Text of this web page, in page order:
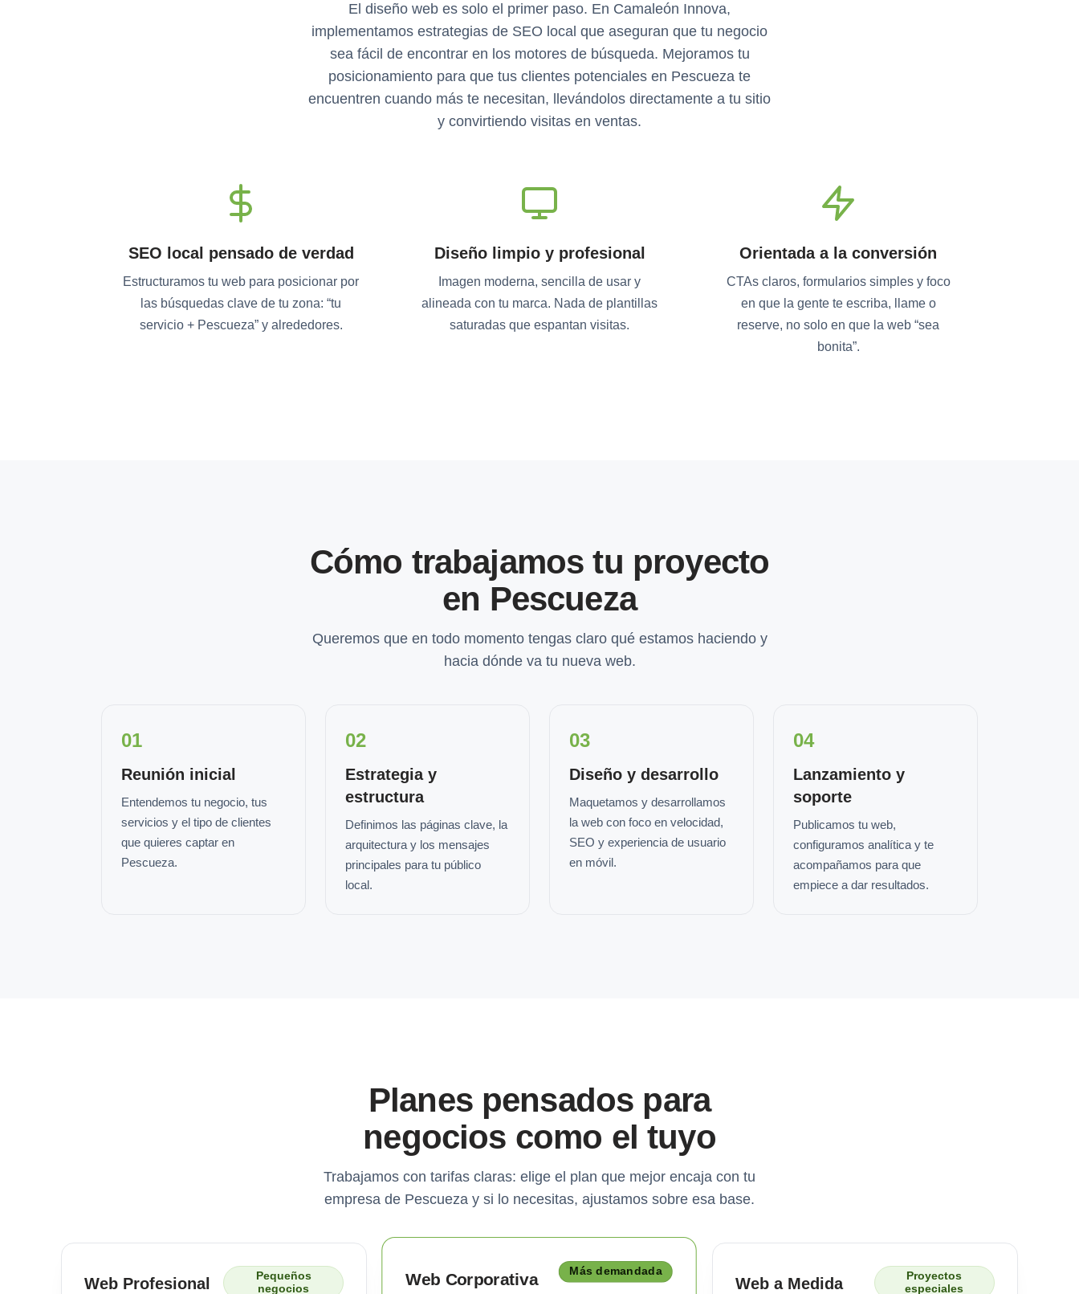
El diseño web es solo el primer paso. En Camaleón Innova,
implementamos estrategias de SEO local que aseguran que tu negocio
sea fácil de encontrar en los motores de búsqueda. Mejoramos tu
posicionamiento para que tus clientes potenciales en Pescueza te
encuentren cuando más te necesitan, llevándolos directamente a tu sitio
y convirtiendo visitas en ventas.
SEO local pensado de verdad
Estructuramos tu web para posicionar por
las búsquedas clave de tu zona: “tu
servicio + Pescueza” y alrededores.
Diseño limpio y profesional
Imagen moderna, sencilla de usar y
alineada con tu marca. Nada de plantillas
saturadas que espantan visitas.
Orientada a la conversión
CTAs claros, formularios simples y foco
en que la gente te escriba, llame o
reserve, no solo en que la web “sea
bonita”.
Cómo trabajamos tu proyecto
en Pescueza
Queremos que en todo momento tengas claro qué estamos haciendo y
hacia dónde va tu nueva web.
01
Reunión inicial
Entendemos tu negocio, tus
servicios y el tipo de clientes
que quieres captar en
Pescueza.
02
Estrategia y
estructura
Definimos las páginas clave, la
arquitectura y los mensajes
principales para tu público
local.
03
Diseño y desarrollo
Maquetamos y desarrollamos
la web con foco en velocidad,
SEO y experiencia de usuario
en móvil.
04
Lanzamiento y
soporte
Publicamos tu web,
configuramos analítica y te
acompañamos para que
empiece a dar resultados.
Planes pensados para
negocios como el tuyo
Trabajamos con tarifas claras: elige el plan que mejor encaja con tu
empresa de Pescueza y si lo necesitas, ajustamos sobre esa base.
Web Profesional
Pequeños
negocios
Web Corporativa Más demandada
Web a Medida
Proyectos
especiales